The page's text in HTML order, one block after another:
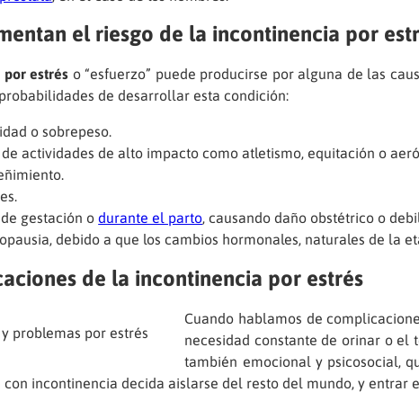
el riesgo de la incontinencia por
estrés o “esfuerzo” puede producirse por alguna de las
de desarrollar esta condición:
o sobrepeso.
actividades de alto impacto como atletismo, equitación o
gestación odurante el parto, causando daño obstétrico o
debido a que los cambios hormonales, naturales de la
de la incontinencia por estrés
Cuando hablamos de
necesidad constante de orinar o el
también emocional y psicosocial,
incontinencia decida aislarse del resto del mundo, y entrar